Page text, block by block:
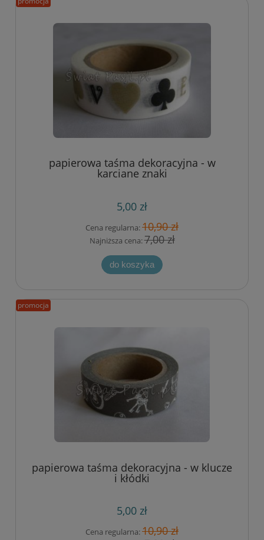
papierowa taśma dekoracyjna - w
karciane znaki
5,00 zł
Cena regularna:10,90 zł
Najniższa cena:7,00 zł
do koszyka
papierowa taśma dekoracyjna - w klucze
i kłódki
5,00 zł
Cena regularna:10,90 zł
promocja